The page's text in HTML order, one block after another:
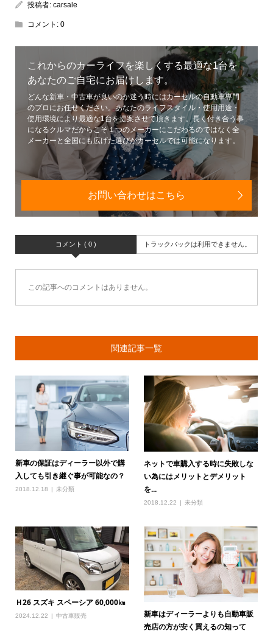
投稿者: carsale
コメント: 0
これからのカーライフを楽しくする最適な1台を
あなたのご自宅にお届けします。
どんな新車・中古車が良いのか迷う時にはカーセルの自動車専門
のプロにお任せください。あなたのライフスタイル・使用用途・
使用環境により最適な1台を提案させて頂きます。長く付き合う事
になるクルマだからこそ１つのメーカーにこだわるのではなく全
メーカーと全国にも広げた選びがカーセルでは可能になります。
お問い合わせはこちら
コメント ( 0 ) トラックバックは利用できません。
この記事へのコメントはありません。
関連記事一覧
新車の保証はディーラー以外で購
入しても引き継ぐ事が可能なの？
2018.12.18 未分類
ネットで車購入する時に失敗しな
い為にはメリットとデメリット
を...
2018.12.22 未分類
Ｈ26 スズキ スペーシア 60,000㎞
2024.12.22 中古車販売
新車はディーラーよりも自動車販
売店の方が安く買えるの知って